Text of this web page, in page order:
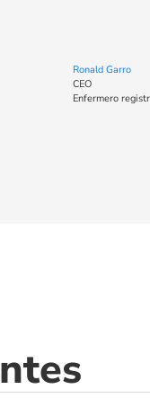
Ronald Garro
CEO
Enfermero